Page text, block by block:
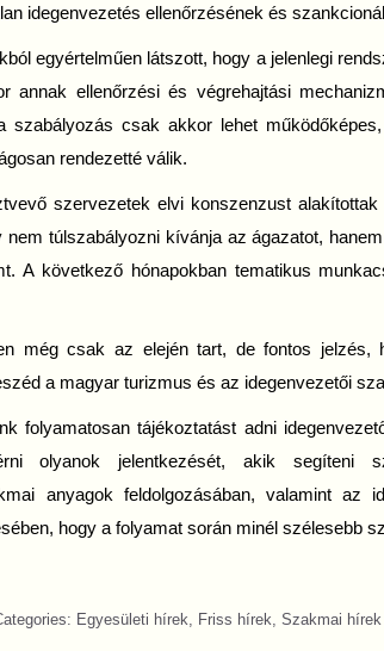
idegenvezetés ellenőrzésének és
egyértelműen látszott, hogy a jelenlegi
annak ellenőrzési és végrehajtási
szabályozás csak akkor lehet
rendezetté válik.
szervezetek elvi konszenzust
túlszabályozni kívánja az ágazatot,
A következő hónapokban tematikus
még csak az elején tart, de fontos jelzés,
a magyar turizmus és az idegenvezetői
folyamatosan tájékoztatást adni
olyanok jelentkezését, akik segíteni
anyagok feldolgozásában, valamint az
hogy a folyamat során minél szélesebb
Egyesületi hírek, Friss hírek, Szakmai hírek